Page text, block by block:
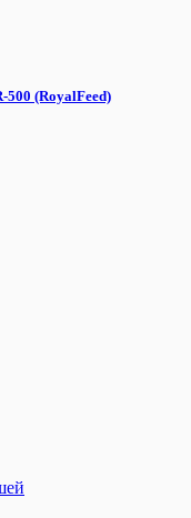
500 (RoyalFeed)